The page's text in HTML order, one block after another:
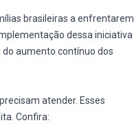
brasileiras a enfrentarem
dessa iniciativa
aumento contínuo dos
atender. Esses
Confira: